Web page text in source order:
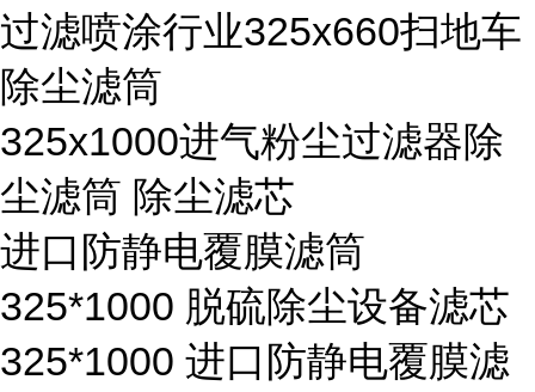
过滤喷涂行业325x660扫地车
除尘滤筒
325x1000进气粉尘过滤器除
尘滤筒 除尘滤芯
进口防静电覆膜滤筒
325*1000 脱硫除尘设备滤芯
325*1000 进口防静电覆膜滤